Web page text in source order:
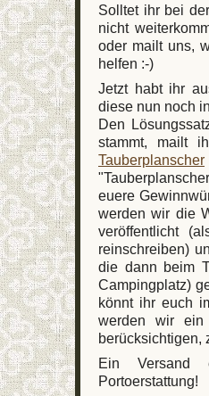
Solltet ihr bei
nicht
oder mailt uns,
helfen :-)
Jetzt habt ihr
diese nun noch
Den
stammt, mailt
Tauberplanscher
euere
werden wir die
veröffentlicht
reinschreiben)
die dann beim
Campingplatz)
könnt ihr euch
werden wir ein
berücksichtigen,
Ein Versand
Portoerstattung!